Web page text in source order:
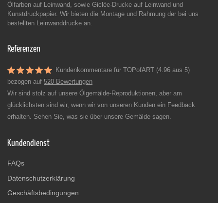
Ölfarben auf Leinwand, sowie Giclée-Drucke auf Leinwand und
Kunstdruckpapier. Wir bieten die Montage und Rahmung der bei uns
bestellten Leinwanddrucke an.
Referenzen
Kundenkommentare für TOPofART (4.96 aus 5)
bezogen auf 520 Bewertungen
Wir sind stolz auf unsere Ölgemälde-Reproduktionen, aber am
glücklichsten sind wir, wenn wir von unseren Kunden ein Feedback
erhalten. Sehen Sie, was sie über unsere Gemälde sagen.
Kundendienst
FAQs
Datenschutzerklärung
Geschäftsbedingungen